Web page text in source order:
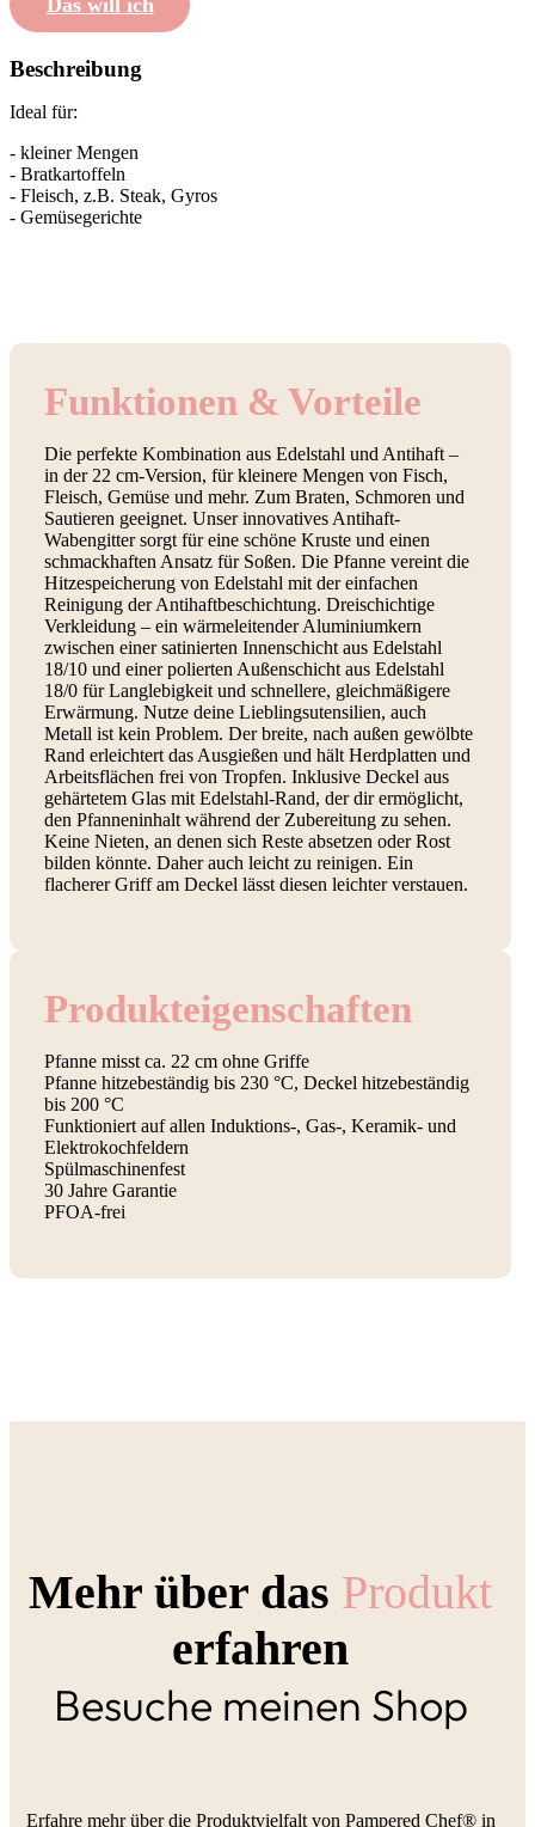
Das will ich
Beschreibung
Ideal für:
- kleiner Mengen
- Bratkartoffeln
- Fleisch, z.B. Steak, Gyros
- Gemüsegerichte
Funktionen & Vorteile
Die perfekte Kombination aus Edelstahl und Antihaft –
in der 22 cm-Version, für kleinere Mengen von Fisch,
Fleisch, Gemüse und mehr. Zum Braten, Schmoren und
Sautieren geeignet. Unser innovatives Antihaft-
Wabengitter sorgt für eine schöne Kruste und einen
schmackhaften Ansatz für Soßen. Die Pfanne vereint die
Hitzespeicherung von Edelstahl mit der einfachen
Reinigung der Antihaftbeschichtung. Dreischichtige
Verkleidung – ein wärmeleitender Aluminiumkern
zwischen einer satinierten Innenschicht aus Edelstahl
18/10 und einer polierten Außenschicht aus Edelstahl
18/0 für Langlebigkeit und schnellere, gleichmäßigere
Erwärmung. Nutze deine Lieblingsutensilien, auch
Metall ist kein Problem. Der breite, nach außen gewölbte
Rand erleichtert das Ausgießen und hält Herdplatten und
Arbeitsflächen frei von Tropfen. Inklusive Deckel aus
gehärtetem Glas mit Edelstahl-Rand, der dir ermöglicht,
den Pfanneninhalt während der Zubereitung zu sehen.
Keine Nieten, an denen sich Reste absetzen oder Rost
bilden könnte. Daher auch leicht zu reinigen. Ein
flacherer Griff am Deckel lässt diesen leichter verstauen.
Produkt­eigenschaften
Pfanne misst ca. 22 cm ohne Griffe
Pfanne hitzebeständig bis 230 °C, Deckel hitzebeständig
bis 200 °C
Funktioniert auf allen Induktions-, Gas-, Keramik- und
Elektrokochfeldern
Spülmaschinenfest
30 Jahre Garantie
PFOA-frei
Mehr über das Produkt
erfahren
Besuche meinen Shop
Erfahre mehr über die Produktvielfalt von Pampered Chef® in